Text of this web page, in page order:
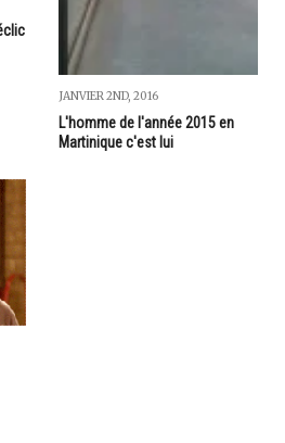
JANVIER 2ND, 2016
L'homme de l'année 2015 en
Martinique c'est lui